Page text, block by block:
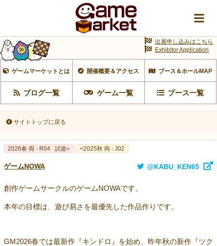
ゲームマーケットとは 開催概要＆アクセス ブース＆ホールMAP
ブログ一覧 ゲーム一覧 ブース一覧
出展申し込みはこちら
Exhibitor Application
サイトトップに戻る
2026春 両 - R04 試遊○ <2025秋 両 - J02
ゲームNOWA @KABU_KEN65
創作ゲームサークルのゲームNOWAです。
本年の目標は、遊び易さを最優先した作品作りです。
GM2026春では最新作『キンドロ』を始め、昨年秋の新作『ツク